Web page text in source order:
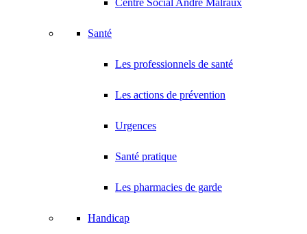
Centre Social André Malraux
Santé
Les professionnels de santé
Les actions de prévention
Urgences
Santé pratique
Les pharmacies de garde
Handicap